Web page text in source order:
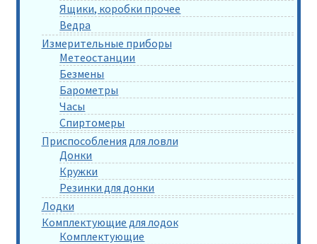
Ящики, коробки прочее
Ведра
Измерительные приборы
Метеостанции
Безмены
Барометры
Часы
Спиртомеры
Приспособления для ловли
Донки
Кружки
Резинки для донки
Лодки
Комплектующие для лодок
Комплектующие